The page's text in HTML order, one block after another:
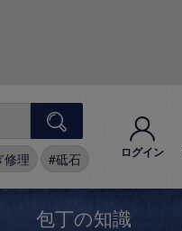
修理 砥石 ログイン
包丁の知識